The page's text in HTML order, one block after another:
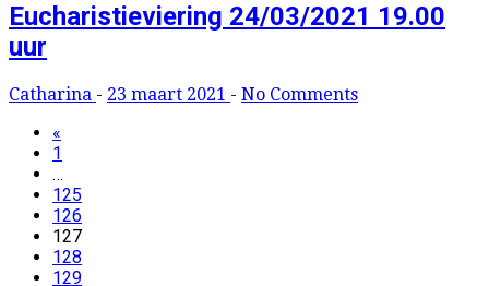
Eucharistieviering 24/03/2021 19.00
uur
Catharina - 23 maart 2021 - No Comments
Berichten
paginering
«
1
…
125
126
127
128
129